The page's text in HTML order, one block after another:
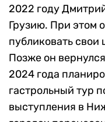
2022 году
Грузию. При этом
публиковать свои
Позже он
2024 года
гастрольный тур
выступления в